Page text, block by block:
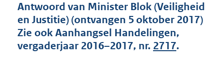
4
4
b
Antwoord van Minister Blok (Veiligheid
en Justitie) (ontvangen 5 oktober 2017)
Zie ook Aanhangsel Handelingen,
vergaderjaar 2016–2017, nr. 2717.